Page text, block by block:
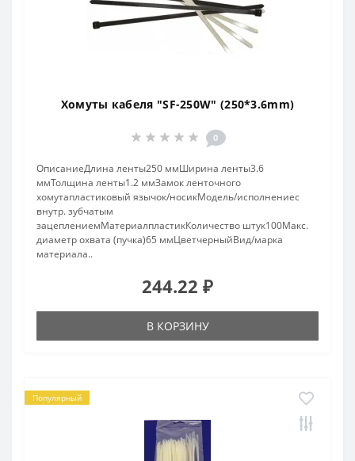
Хомуты кабеля "SF-250W" (250*3.6mm)
0
ОписаниеДлина ленты250 ммШирина ленты3.6
ммТолщина ленты1.2 ммЗамок ленточного
хомутапластиковый язычок/носикМодель/исполнениес
внутр. зубчатым
зацеплениемМатериалпластикКоличество штук100Макс.
диаметр охвата (пучка)65 ммЦветчерныйВид/марка
материала..
244.22 ₽
В КОРЗИНУ
Популярный